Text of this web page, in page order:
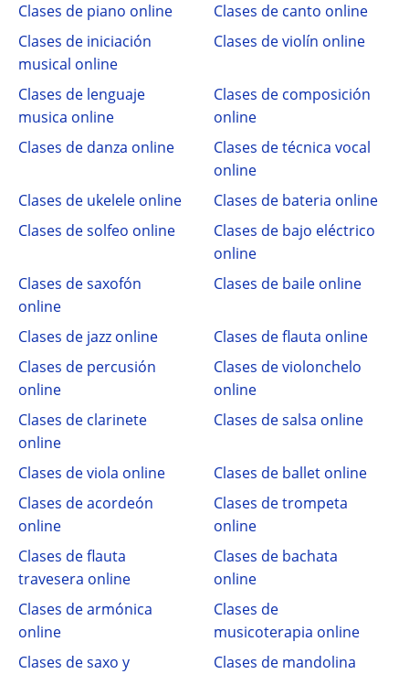
Clases de piano online
Clases de canto online
Clases de iniciación
musical online
Clases de violín online
Clases de lenguaje
musica online
Clases de composición
online
Clases de danza online
Clases de técnica vocal
online
Clases de ukelele online
Clases de bateria online
Clases de solfeo online
Clases de bajo eléctrico
online
Clases de saxofón
online
Clases de baile online
Clases de jazz online
Clases de flauta online
Clases de percusión
online
Clases de violonchelo
online
Clases de clarinete
online
Clases de salsa online
Clases de viola online
Clases de ballet online
Clases de acordeón
online
Clases de trompeta
online
Clases de flauta
travesera online
Clases de bachata
online
Clases de armónica
online
Clases de
musicoterapia online
Clases de saxo y
Clases de mandolina